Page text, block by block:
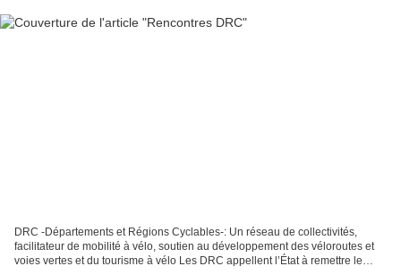
DRC -Départements et Régions Cyclables-: Un réseau de collectivités,
facilitateur de mobilité à vélo, soutien au développement des véloroutes et
voies vertes et du tourisme à vélo Les DRC appellent l’État à remettre le